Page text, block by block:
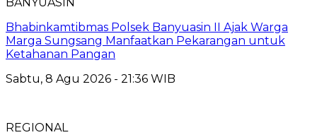
Bhabinkamtibmas Polsek Banyuasin II Ajak Warga
Marga Sungsang Manfaatkan Pekarangan untuk
Ketahanan Pangan
Sabtu, 8 Agu 2026 - 21:36 WIB
REGIONAL